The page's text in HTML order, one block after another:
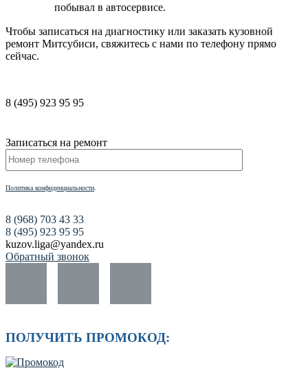
побывал в автосервисе.
Чтобы записаться на диагностику или заказать кузовной
ремонт Митсубиси, свяжитесь с нами по телефону прямо
сейчас.
8 (495) 923 95 95
Записаться на ремонт
Политика конфиденциальности
8 (968) 703 43 33
8 (495) 923 95 95
kuzov.liga@yandex.ru
Обратный звонок
ПОЛУЧИТЬ ПРОМОКОД: